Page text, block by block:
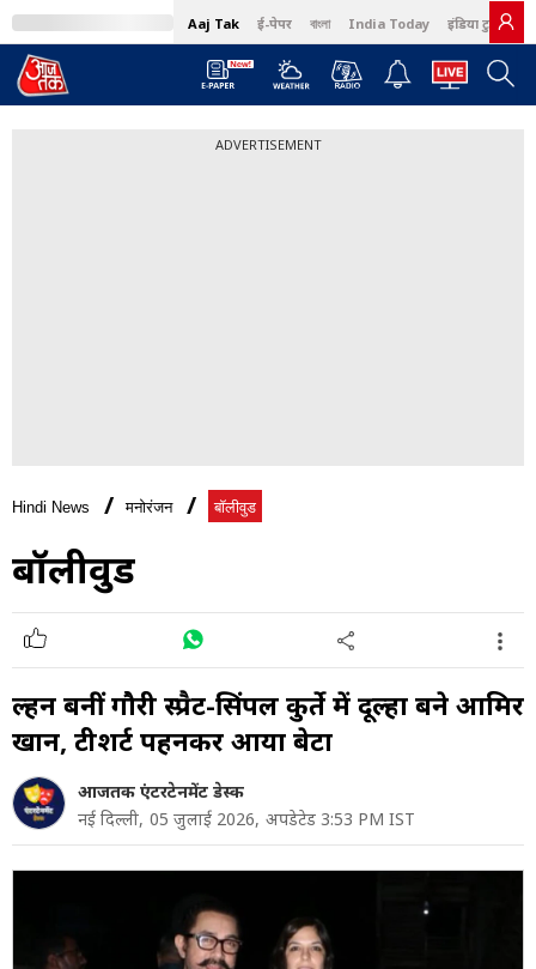
Aaj Tak ई-पेपर বাংলা India Today इंडिया टुडे हिंदी
ADVERTISEMENT
Hindi News मनोरंजन बॉलीवुड
बॉलीवुड
दुल्हन बनीं गौरी स्प्रैट-सिंपल कुर्ते में दूल्हा बने आमिर
खान, टीशर्ट पहनकर आया बेटा
आजतक एंटरटेनमेंट डेस्क
नई दिल्ली, 05 जुलाई 2026, अपडेटेड 3:53 PM IST